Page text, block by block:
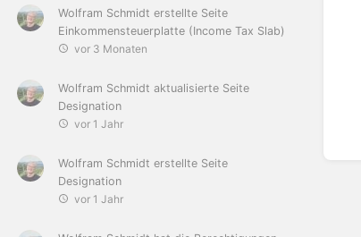
Wolfram Schmidt erstellte Seite
Einkommensteuerplatte (Income Tax Slab)
vor 3 Monaten
Wolfram Schmidt aktualisierte Seite
Designation
vor 1 Jahr
Wolfram Schmidt erstellte Seite
Designation
vor 1 Jahr